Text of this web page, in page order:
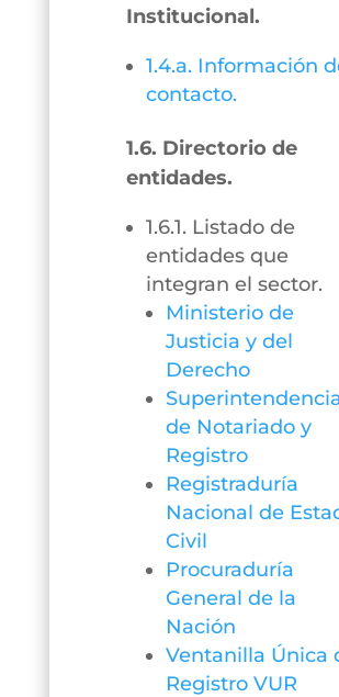
Institucional.
1.4.a. Información
contacto.
1.6. Directorio de
entidades.
1.6.1. Listado de
entidades que
integran el sector.
Ministerio de
Justicia y del
Derecho
de Notariado y
Registro
Registraduría
Nacional de
Civil
Procuraduría
General de la
Nación
Ventanilla Única
Registro VUR